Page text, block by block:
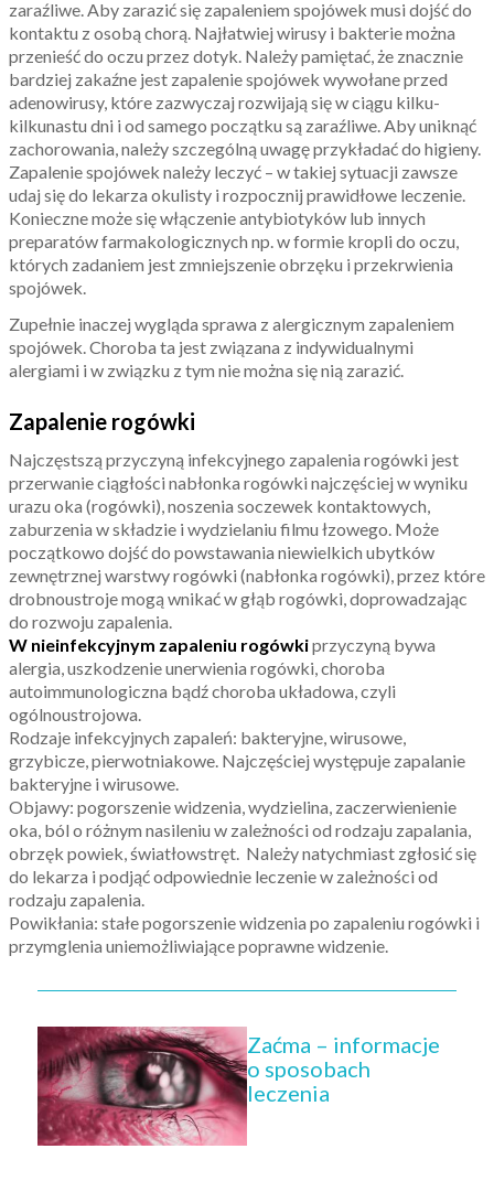
zaraźliwe. Aby zarazić się zapaleniem spojówek musi dojść do
kontaktu z osobą chorą. Najłatwiej wirusy i bakterie można
przenieść do oczu przez dotyk. Należy pamiętać, że znacznie
bardziej zakaźne jest zapalenie spojówek wywołane przed
adenowirusy, które zazwyczaj rozwijają się w ciągu kilku-
kilkunastu dni i od samego początku są zaraźliwe. Aby uniknąć
zachorowania, należy szczególną uwagę przykładać do higieny.
Zapalenie spojówek należy leczyć – w takiej sytuacji zawsze
udaj się do lekarza okulisty i rozpocznij prawidłowe leczenie.
Konieczne może się włączenie antybiotyków lub innych
preparatów farmakologicznych np. w formie kropli do oczu,
których zadaniem jest zmniejszenie obrzęku i przekrwienia
spojówek.
Zupełnie inaczej wygląda sprawa z alergicznym zapaleniem
spojówek. Choroba ta jest związana z indywidualnymi
alergiami i w związku z tym nie można się nią zarazić.
Zapalenie rogówki
Najczęstszą przyczyną infekcyjnego zapalenia rogówki jest
przerwanie ciągłości nabłonka rogówki najczęściej w wyniku
urazu oka (rogówki), noszenia soczewek kontaktowych,
zaburzenia w składzie i wydzielaniu filmu łzowego. Może
początkowo dojść do powstawania niewielkich ubytków
zewnętrznej warstwy rogówki (nabłonka rogówki), przez które
drobnoustroje mogą wnikać w głąb rogówki, doprowadzając
do rozwoju zapalenia.
W nieinfekcyjnym zapaleniu rogówkiprzyczyną bywa
alergia, uszkodzenie unerwienia rogówki, choroba
autoimmunologiczna bądź choroba układowa, czyli
ogólnoustrojowa.
Rodzaje infekcyjnych zapaleń: bakteryjne, wirusowe,
grzybicze, pierwotniakowe. Najczęściej występuje zapalanie
bakteryjne i wirusowe.
Objawy: pogorszenie widzenia, wydzielina, zaczerwienienie
oka, ból o różnym nasileniu w zależności od rodzaju zapalania,
obrzęk powiek, światłowstręt. Należy natychmiast zgłosić się
do lekarza i podjąć odpowiednie leczenie w zależności od
rodzaju zapalenia.
Powikłania: stałe pogorszenie widzenia po zapaleniu rogówki i
przymglenia uniemożliwiające poprawne widzenie.
Zaćma – informacje
o sposobach
leczenia